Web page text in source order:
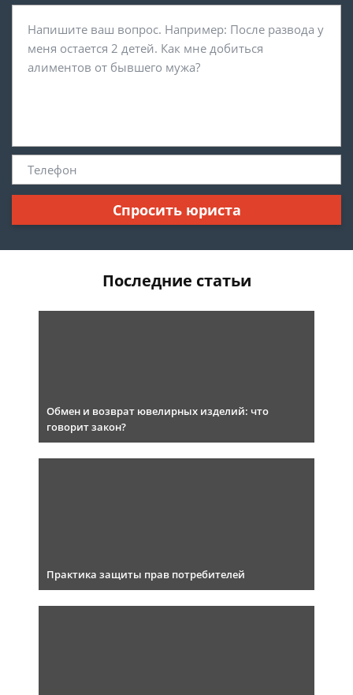
Спросить юриста
Последние статьи
Обмен и возврат ювелирных изделий: что
говорит закон?
Практика защиты прав потребителей